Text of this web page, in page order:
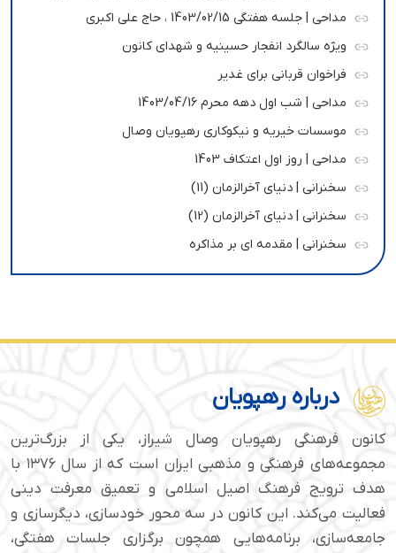
مداحی | جلسه هفتگی 1403/02/15 ، حاج علی اکبری
ویژه سالگرد انفجار حسینیه و شهدای کانون
فراخوان قربانی برای غدیر
مداحی | شب اول دهه محرم 1403/04/16
موسسات خیریه و نیکوکاری رهپویان وصال
مداحی | روز اول اعتکاف 1403
سخنرانی | دنیای آخرالزمان (11)
سخنرانی | دنیای آخرالزمان (12)
سخنرانی | مقدمه ای بر مذاکره
درباره رهپویان
کانون فرهنگی رهپویان وصال شیراز، یکی از بزرگ‌ترین
مجموعه‌های فرهنگی و مذهبی ایران است که از سال ۱۳۷۶ با
هدف ترویج فرهنگ اصیل اسلامی و تعمیق معرفت دینی
فعالیت می‌کند. این کانون در سه محور خودسازی، دیگرسازی و
جامعه‌سازی، برنامه‌هایی همچون برگزاری جلسات هفتگی،